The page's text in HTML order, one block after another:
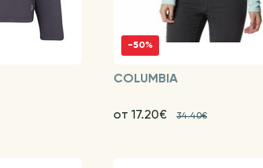
-50%
COLUMBIA
от 17.20€ 34.40€